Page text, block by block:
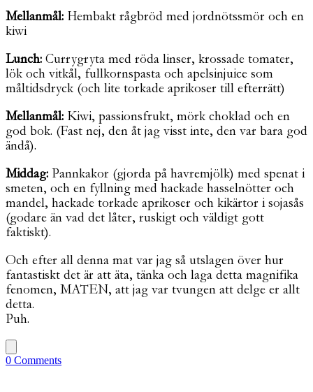
Mellanmål: Hembakt rågbröd med jordnötssmör och en
kiwi
Lunch: Currygryta med röda linser, krossade tomater,
lök och vitkål, fullkornspasta och apelsinjuice som
måltidsdryck (och lite torkade aprikoser till efterrätt)
Mellanmål: Kiwi, passionsfrukt, mörk choklad och en
god bok. (Fast nej, den åt jag visst inte, den var bara god
ändå).
Middag: Pannkakor (gjorda på havremjölk) med spenat i
smeten, och en fyllning med hackade hasselnötter och
mandel, hackade torkade aprikoser och kikärtor i sojasås
(godare än vad det låter, ruskigt och väldigt gott
faktiskt).
Och efter all denna mat var jag så utslagen över hur
fantastiskt det är att äta, tänka och laga detta magnifika
fenomen, MATEN, att jag var tvungen att delge er allt
detta.
Puh.
0 Comments